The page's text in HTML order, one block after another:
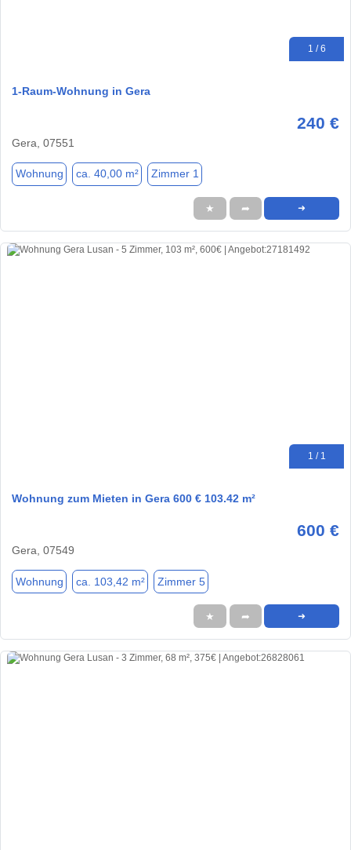
1 / 6
1-Raum-Wohnung in Gera
240 €
Gera, 07551
Wohnung ca. 40,00 m² Zimmer 1
★ ➦ ➜
1 / 1
Wohnung zum Mieten in Gera 600 € 103.42 m²
600 €
Gera, 07549
Wohnung ca. 103,42 m² Zimmer 5
★ ➦ ➜